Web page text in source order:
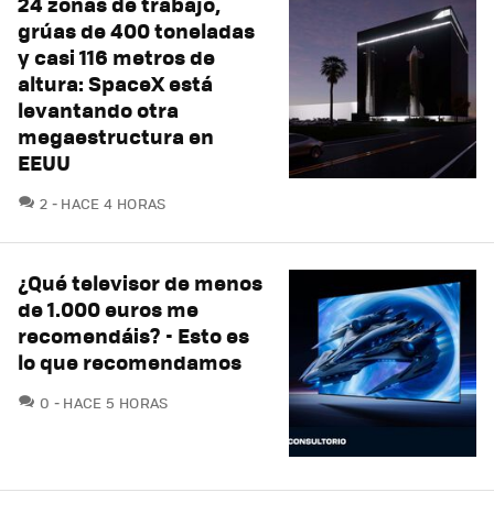
grúas de 400 toneladas
y casi 116 metros de
altura: SpaceX está
levantando otra
megaestructura en
EEUU
2 COMENTARIOS
HACE 4 HORAS
¿Qué televisor de menos
de 1.000 euros me
recomendáis? - Esto es
lo que recomendamos
0 COMENTARIOS
HACE 5 HORAS